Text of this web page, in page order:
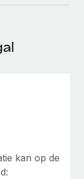
kan op de